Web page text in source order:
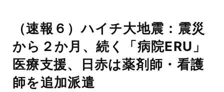
（速報６）ハイチ大地震：震災
から２か月、続く「病院ERU」
医療支援、日赤は薬剤師・看護
師を追加派遣